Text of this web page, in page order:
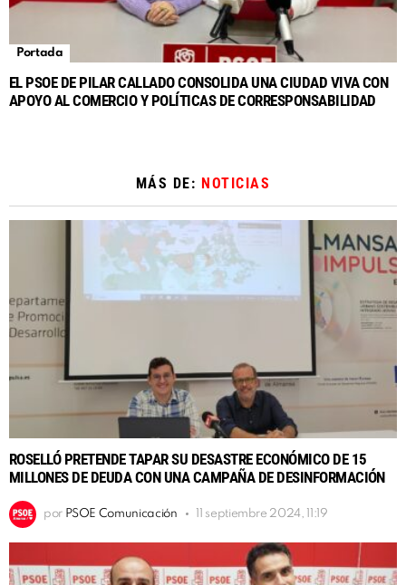
Portada
EL PSOE DE PILAR CALLADO CONSOLIDA UNA CIUDAD VIVA CON
APOYO AL COMERCIO Y POLÍTICAS DE CORRESPONSABILIDAD
MÁS DE: NOTICIAS
ROSELLÓ PRETENDE TAPAR SU DESASTRE ECONÓMICO DE 15
MILLONES DE DEUDA CON UNA CAMPAÑA DE DESINFORMACIÓN
por PSOE Comunicación 11 septiembre 2024, 11:19